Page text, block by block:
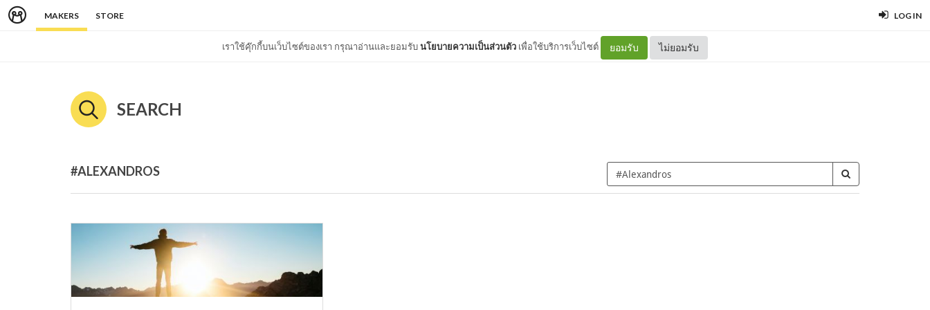
MAKERS STORE LOG IN
เราใช้คุ๊กกี้บนเว็บไซต์ของเรา กรุณาอ่านและยอมรับนโยบายความเป็นส่วนตัว เพื่อใช้บริการเว็บไซต์ ยอมรับ ไม่ยอมรับ
SEARCH
#ALEXANDROS